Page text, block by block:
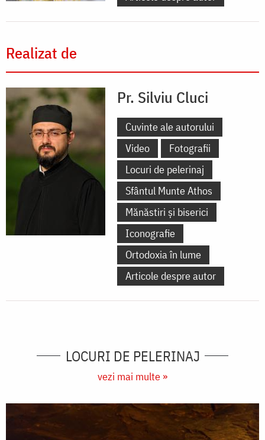
Realizat de
Pr. Silviu Cluci
Cuvinte ale autorului
Video
Fotografii
Locuri de pelerinaj
Sfântul Munte Athos
Mănăstiri și biserici
Iconografie
Ortodoxia în lume
Articole despre autor
LOCURI DE PELERINAJ
vezi mai multe »